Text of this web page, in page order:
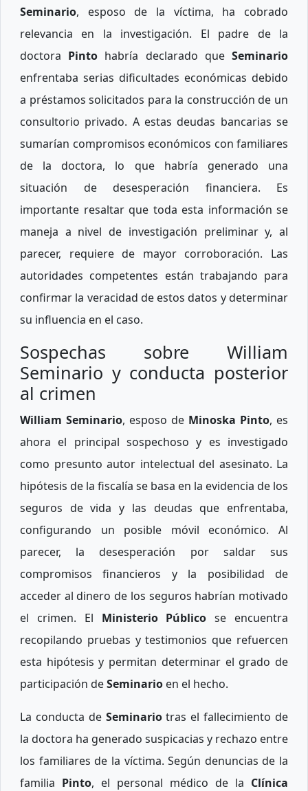
Seminario, esposo de la víctima, ha cobrado
relevancia en la investigación. El padre de la
doctora Pinto habría declarado queSeminario
enfrentaba serias dificultades económicas debido
a préstamos solicitados para la construcción de un
consultorio privado. A estas deudas bancarias se
sumarían compromisos económicos con familiares
de la doctora, lo que habría generado una
situación de desesperación financiera. Es
importante resaltar que toda esta información se
maneja a nivel de investigación preliminar y, al
parecer, requiere de mayor corroboración. Las
autoridades competentes están trabajando para
confirmar la veracidad de estos datos y determinar
su influencia en el caso.
Sospechas sobre William
Seminario y conducta posterior
al crimen
William Seminario, esposo de Minoska Pinto, es
ahora el principal sospechoso y es investigado
como presunto autor intelectual del asesinato. La
hipótesis de la fiscalía se basa en la evidencia de los
seguros de vida y las deudas que enfrentaba,
configurando un posible móvil económico. Al
parecer, la desesperación por saldar sus
compromisos financieros y la posibilidad de
acceder al dinero de los seguros habrían motivado
el crimen. El Ministerio Público se encuentra
recopilando pruebas y testimonios que refuercen
esta hipótesis y permitan determinar el grado de
participación deSeminario en el hecho.
La conducta de Seminariotras el fallecimiento de
la doctora ha generado suspicacias y rechazo entre
los familiares de la víctima. Según denuncias de la
familia Pinto, el personal médico de la Clínica